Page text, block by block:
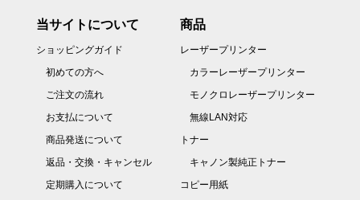
当サイトについて
ショッピングガイド
初めての方へ
ご注文の流れ
お支払について
商品発送について
返品・交換・キャンセル
定期購入について
商品
レーザープリンター
カラーレーザープリンター
モノクロレーザープリンター
無線LAN対応
トナー
キャノン製純正トナー
コピー用紙